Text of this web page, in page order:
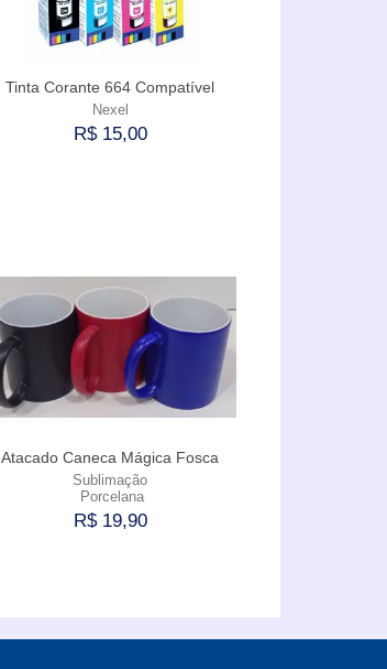
Tinta Corante 664 Compatível
Nexel
R$ 15,00
Atacado Caneca Mágica Fosca
Sublimação
Porcelana
R$ 19,90